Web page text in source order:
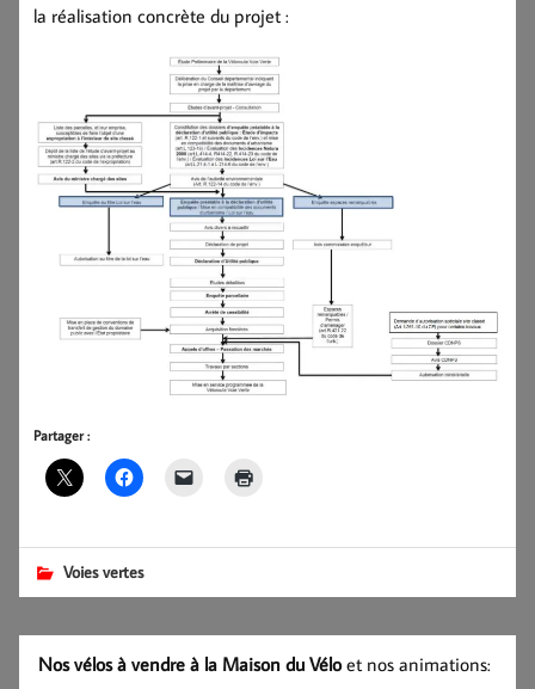
la réalisation concrète du projet :
Partager :
Voies vertes
Nos vélos à vendre à la Maison du Véloet nos animations: